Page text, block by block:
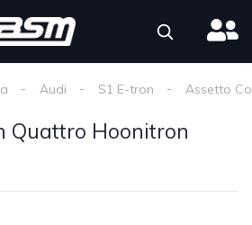
Audi S1 E-tron Assetto
Quattro Hoonitron